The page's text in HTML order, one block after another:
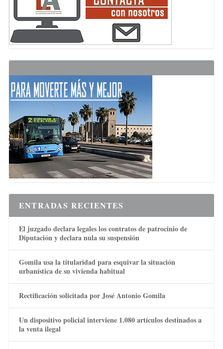
ENTRADAS RECIENTES
El juzgado declara legales los contratos de patrocinio de
Diputación y declara nula su suspensión
Gomila usa la titularidad para esquivar la situación
urbanística de su vivienda habitual
Rectificación solicitada por José Antonio Gomila
Un dispositivo policial interviene 1.080 artículos destinados a
la venta ilegal